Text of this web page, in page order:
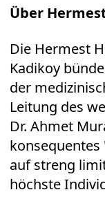
Über
Die Hermest
Kadikoy
der
Leitung des
Dr. Ahmet
konsequentes
auf streng
höchste